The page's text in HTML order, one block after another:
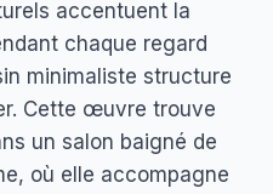
accentuent la
chaque regard
minimaliste structure
Cette œuvre trouve
un salon baigné de
où elle accompagne